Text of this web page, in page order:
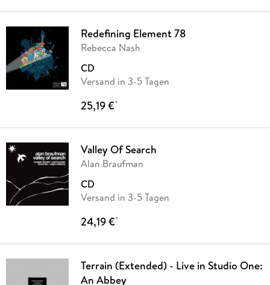
Redefining Element 78
Rebecca Nash
CD
Versand in 3-5 Tagen
25,19 €*
Valley Of Search
Alan Braufman
CD
Versand in 3-5 Tagen
24,19 €*
Terrain (Extended) - Live in Studio One:
An Abbey